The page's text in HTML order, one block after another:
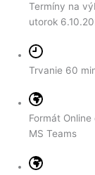
Termíny na
utorok
Trvanie 60
Formát Online
MS Teams